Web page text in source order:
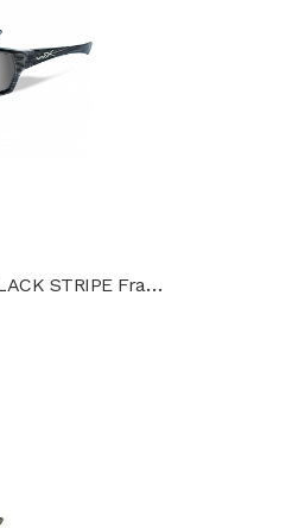
Lente MOXY POL - BLACK STRIPE Frame Wiley X